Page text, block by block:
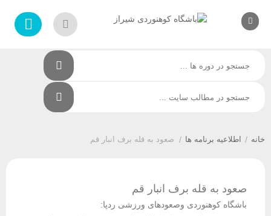
/اطلاعیه برنامه ها/ صعود به قله برف انبار قم
صعود به قله برف انبار قم
باشگاه کوهنوردی وصعودهای ورزشی ردپا: